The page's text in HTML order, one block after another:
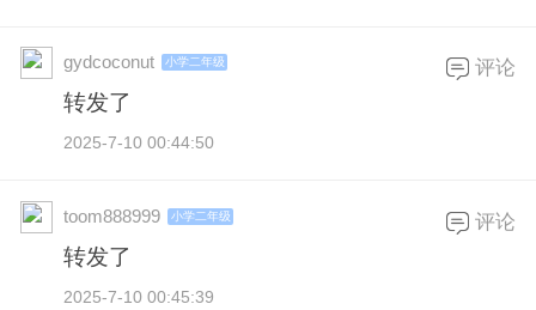
gydcoconut 小学二年级
转发了
2025-7-10 00:44:50
评论
toom888999 小学二年级
转发了
2025-7-10 00:45:39
评论